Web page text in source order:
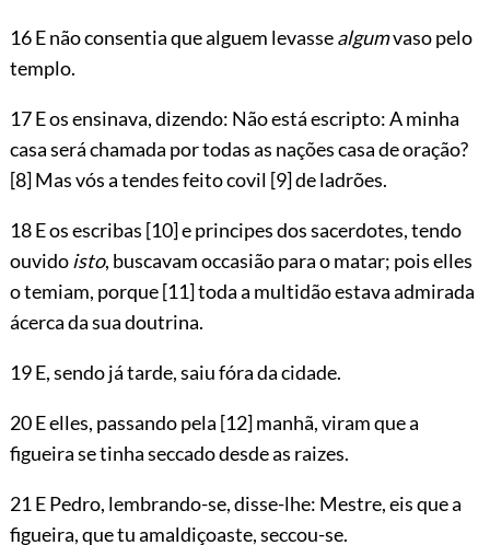
16 E não consentia que alguem levassealgumvaso pelo
templo.
17 E os ensinava, dizendo: Não está escripto: A minha
casa será chamada por todas as nações casa de oração?
[8]Mas vós a tendes feito covil [9]de ladrões.
18 E os escribas [10]e principes dos sacerdotes, tendo
ouvidoisto, buscavam occasião para o matar; pois elles
o temiam, porque[11]toda a multidão estava admirada
ácerca da sua doutrina.
19 E, sendo já tarde, saiu fóra da cidade.
20 E elles, passando pela [12]manhã, viram que a
figueira se tinha seccado desde as raizes.
21 E Pedro, lembrando-se, disse-lhe: Mestre, eis que a
figueira, que tu amaldiçoaste, seccou-se.